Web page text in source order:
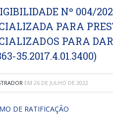
Nº 004/
PARA
PARA
35.2017.4.01.3400)
EM 26 DE JULHO DE 2022
DE RATIFICAÇÃO